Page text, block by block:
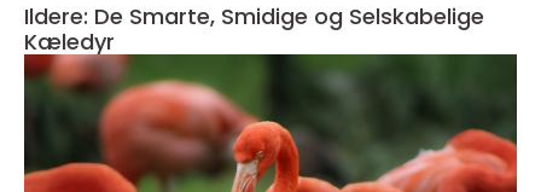
Ildere: De Smarte, Smidige og Selskabelige
Kæledyr